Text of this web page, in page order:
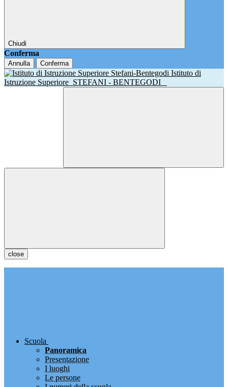
Chiudi
Conferma
Annulla Conferma
Istituto di
Istruzione Superiore STEFANI - BENTEGODI
close
Scuola
Panoramica
Presentazione
I luoghi
Le persone